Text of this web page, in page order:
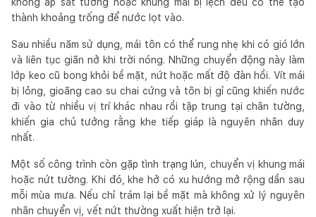
thành khoảng trống để nước lọt vào.
Sau nhiều năm sử dụng, mái tôn có thể rung nhẹ khi có gió lớn
và liên tục giãn nở khi trời nóng. Những chuyển động này làm
lớp keo cũ bong khỏi bề mặt, nứt hoặc mất độ đàn hồi. Vít mái
bị lỏng, gioăng cao su chai cứng và tôn bị gỉ cũng khiến nước
đi vào từ nhiều vị trí khác nhau rồi tập trung tại chân tường,
khiến gia chủ tưởng rằng khe tiếp giáp là nguyên nhân duy
nhất.
Một số công trình còn gặp tình trạng lún, chuyển vị khung mái
hoặc nứt tường. Khi đó, khe hở có xu hướng mở rộng dần sau
mỗi mùa mưa. Nếu chỉ trám lại bề mặt mà không xử lý nguyên
nhân chuyển vị, vết nứt thường xuất hiện trở lại.